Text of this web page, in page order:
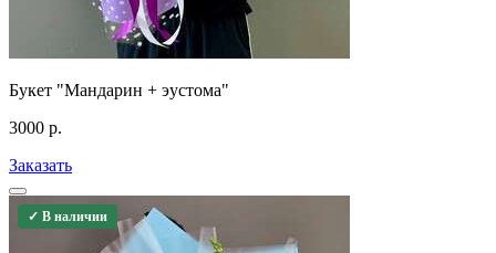
Букет "Мандарин + эустома"
3000 р.
Заказать
✓ В наличии